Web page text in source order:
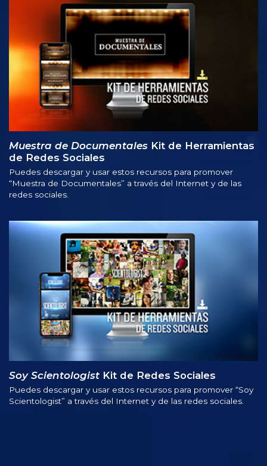
Muestra de Documentales Kit de Herramientas
de Redes Sociales
Puedes descargar y usar estos recursos para promover
“Muestra de Documentales” a través del Internet y de las
redes sociales.
Soy Scientologist Kit de Redes Sociales
Puedes descargar y usar estos recursos para promover “Soy
Scientologist” a través del Internet y de las redes sociales.